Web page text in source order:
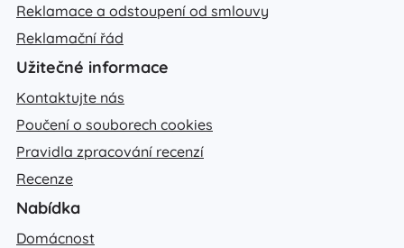
Reklamace a odstoupení od smlouvy
Reklamační řád
Užitečné informace
Kontaktujte nás
Poučení o souborech cookies
Pravidla zpracování recenzí
Recenze
Nabídka
Domácnost